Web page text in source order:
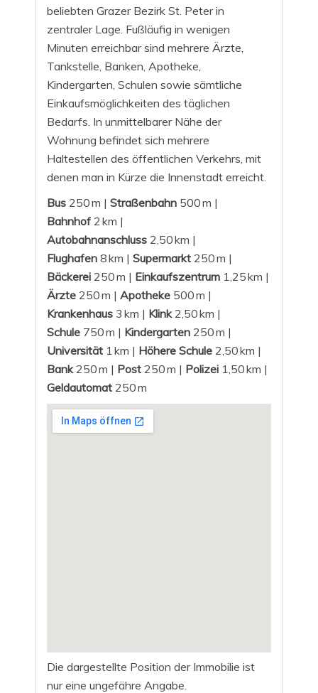
beliebten Grazer Bezirk St. Peter in
zentraler Lage. Fußläufig in wenigen
Minuten erreichbar sind mehrere Ärzte,
Tankstelle, Banken, Apotheke,
Kindergarten, Schulen sowie sämtliche
Einkaufsmöglichkeiten des täglichen
Bedarfs. In unmittelbarer Nähe der
Wohnung befindet sich mehrere
Haltestellen des öffentlichen Verkehrs, mit
denen man in Kürze die Innenstadt erreicht.
Bus 250 m | Straßenbahn 500 m |
Bahnhof 2 km |
Autobahnanschluss 2,50 km |
Flughafen 8 km | Supermarkt 250 m |
Bäckerei 250 m | Einkaufszentrum 1,25 km |
Ärzte 250 m | Apotheke 500 m |
Krankenhaus 3 km | Klink2,50 km |
Schule 750 m | Kindergarten 250 m |
Universität 1 km | Höhere Schule 2,50 km |
Bank250 m | Post 250 m | Polizei 1,50 km |
Geldautomat 250 m
Die dargestellte Position der Immobilie ist
nur eine ungefähre Angabe.